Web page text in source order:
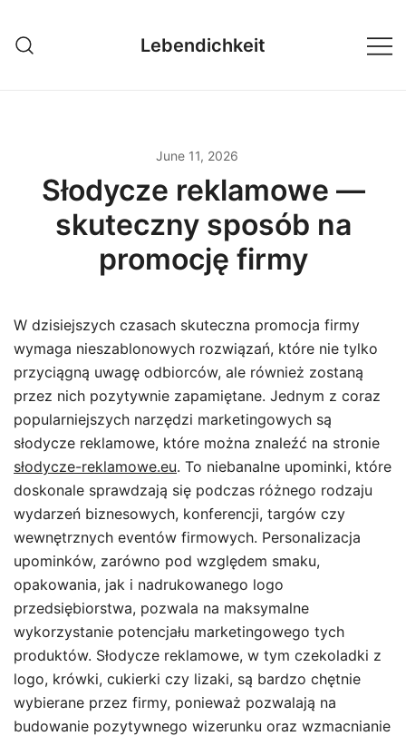
content
Lebendichkeit
June 11, 2026
Słodycze reklamowe —
skuteczny sposób na
promocję firmy
W dzisiejszych czasach skuteczna promocja firmy
wymaga nieszablonowych rozwiązań, które nie tylko
przyciągną uwagę odbiorców, ale również zostaną
przez nich pozytywnie zapamiętane. Jednym z coraz
popularniejszych narzędzi marketingowych są
słodycze reklamowe, które można znaleźć na stronie
słodycze-reklamowe.eu. To niebanalne upominki, które
doskonale sprawdzają się podczas różnego rodzaju
wydarzeń biznesowych, konferencji, targów czy
wewnętrznych eventów firmowych. Personalizacja
upominków, zarówno pod względem smaku,
opakowania, jak i nadrukowanego logo
przedsiębiorstwa, pozwala na maksymalne
wykorzystanie potencjału marketingowego tych
produktów. Słodycze reklamowe, w tym czekoladki z
logo, krówki, cukierki czy lizaki, są bardzo chętnie
wybierane przez firmy, ponieważ pozwalają na
budowanie pozytywnego wizerunku oraz wzmacnianie